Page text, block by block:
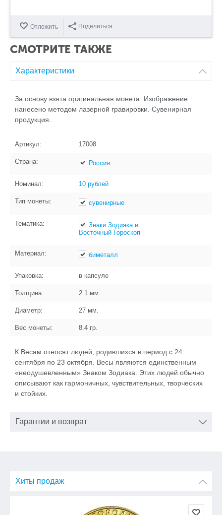
Отложить Поделиться
СМОТРИТЕ ТАКЖЕ
Характеристики
За основу взята оригинальная монета. Изображение
нанесено методом лазерной гравировки. Сувенирная
продукция.
Артикул: 17008
Страна: Россия
Номинал: 10 рублей
Тип монеты: сувенирные
Тематика:
Знаки Зодиака и
Восточный Гороскоп
Материал: биметалл
Упаковка: в капсуле
Толщина: 2.1 мм.
Диаметр: 27 мм.
Вес монеты: 8.4 гр.
К Весам относят людей, родившихся в период с 24
сентября по 23 октября. Весы являются единственным
«неодушевленным» Знаком Зодиака. Этих людей обычно
описывают как гармоничных, чувствительных, творческих
и стойких.
Гарантии и возврат
Хиты продаж